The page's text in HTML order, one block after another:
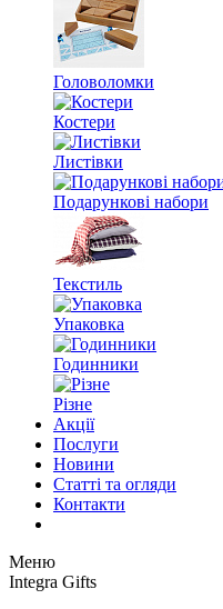
Головоломки
Костери
Листівки
Подарункові набори
Текстиль
Упаковка
Годинники
Різне
Акції
Послуги
Новини
Статті та огляди
Контакти
Меню
Integra Gifts